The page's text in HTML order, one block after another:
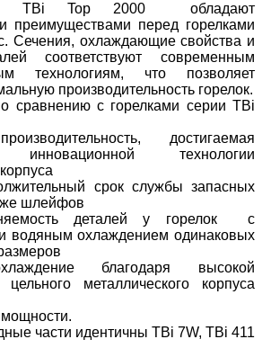
TBi Top 2000 обладают
преимуществами перед горелками
Сечения, охлаждающие свойства и
соответствуют современным
технологиям, что позволяет
производительность горелок.
сравнению с горелками серии TBi
достигаемая
инновационной технологии
срок службы запасных
шлейфов
деталей у горелок с
водяным охлаждением одинаковых
благодаря высокой
цельного металлического корпуса
мощности.
части идентичны TBi 7W, TBi 411